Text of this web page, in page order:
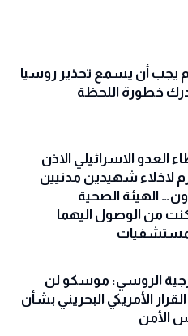
يجب أن يسمع تحذير روسيا
خطورة اللحظة
العدو الاسرائيلي الاذن
لاخلاء شهيدين مدنيين
الهيئة الصحية
من الوصول اليهما
الروسي: موسكو لن
الأمريكي البحريني بشأن
الأمن